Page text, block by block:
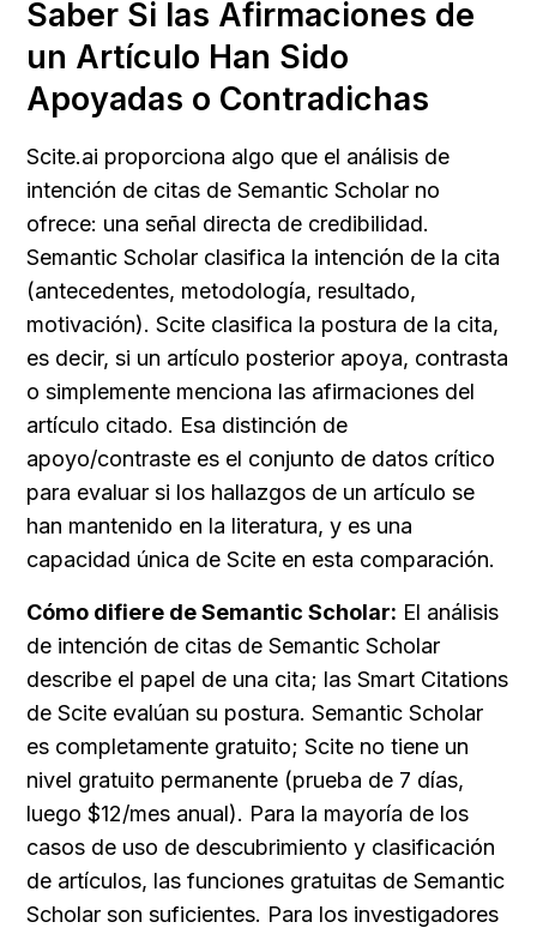
Saber Si las Afirmaciones de
un Artículo Han Sido
Apoyadas o Contradichas
Scite.ai proporciona algo que el análisis de
intención de citas de Semantic Scholar no
ofrece: una señal directa de credibilidad.
Semantic Scholar clasifica la intención de la cita
(antecedentes, metodología, resultado,
motivación). Scite clasifica la postura de la cita,
es decir, si un artículo posterior apoya, contrasta
o simplemente menciona las afirmaciones del
artículo citado. Esa distinción de
apoyo/contraste es el conjunto de datos crítico
para evaluar si los hallazgos de un artículo se
han mantenido en la literatura, y es una
capacidad única de Scite en esta comparación.
Cómo difiere de Semantic Scholar: El análisis
de intención de citas de Semantic Scholar
describe el papel de una cita; las Smart Citations
de Scite evalúan su postura. Semantic Scholar
es completamente gratuito; Scite no tiene un
nivel gratuito permanente (prueba de 7 días,
luego $12/mes anual). Para la mayoría de los
casos de uso de descubrimiento y clasificación
de artículos, las funciones gratuitas de Semantic
Scholar son suficientes. Para los investigadores